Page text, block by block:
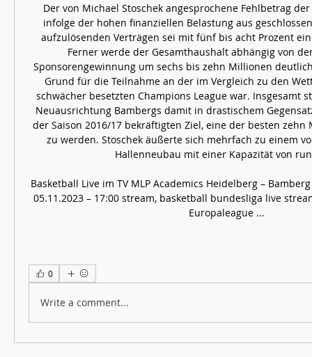
Der von Michael Stoschek angesprochene Fehlbetrag
infolge der hohen finanziellen Belastung aus
aufzulösenden Verträgen sei mit fünf bis acht Prozent
Ferner werde der Gesamthaushalt abhängig von
Sponsorengewinnung um sechs bis zehn Millionen
Grund für die Teilnahme an der im Vergleich zu den
schwächer besetzten Champions League war. Insgesamt
Neuausrichtung Bambergs damit in drastischem
der Saison 2016/17 bekräftigten Ziel, eine der besten zehn
zu werden. Stoschek äußerte sich mehrfach zu einem
Hallenneubau mit einer Kapazität von
Basketball Live im TV MLP Academics Heidelberg –
05.11.2023 – 17:00 stream, basketball bundesliga live
Europaleague ...
0
Write a comment...